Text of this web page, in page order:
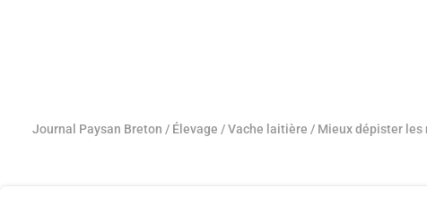
Journal Paysan Breton / Élevage /Vache laitière / Mieux dépister